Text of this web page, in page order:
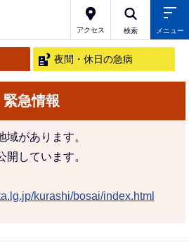
アクセス 検索 メニュー
夜間・休日の急病
緊急情報
域があります。
しています。
kurashi/bosai/index.html